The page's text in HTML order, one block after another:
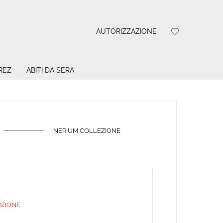
AUTORIZZAZIONE
ABITI DA SERA
NERIUM COLLEZIONE